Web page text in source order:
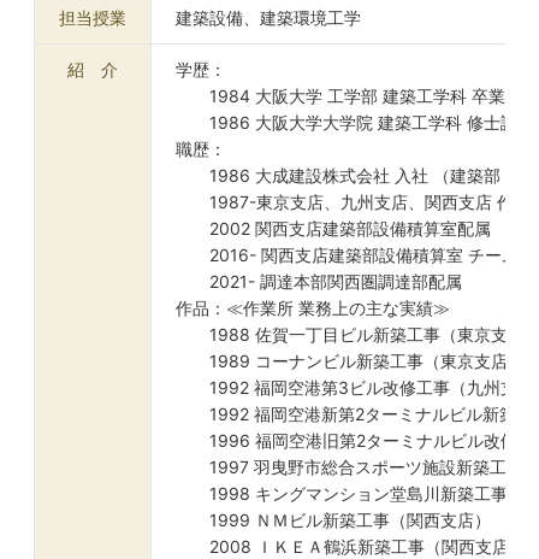
担当授業 建築設備、建築環境工学
紹 介
学歴：
1984 大阪大学 工学部 建築工学科 卒業
1986 大阪大学大学院 建築工学科 修士課程
職歴：
1986 大成建設株式会社 入社 （建築部 設
1987-東京支店、九州支店、関西支店 作業
2002 関西支店建築部設備積算室配属
2016- 関西支店建築部設備積算室 チームリ
2021- 調達本部関西圏調達部配属
作品：≪作業所 業務上の主な実績≫
1988 佐賀一丁目ビル新築工事（東京支店
1989 コーナンビル新築工事（東京支店）
1992 福岡空港第3ビル改修工事（九州支店
1992 福岡空港新第2ターミナルビル新築工
1996 福岡空港旧第2ターミナルビル改修工
1997 羽曳野市総合スポーツ施設新築工事
1998 キングマンション堂島川新築工事（
1999 ＮＭビル新築工事（関西支店）
2008 ＩＫＥＡ鶴浜新築工事（関西支店）